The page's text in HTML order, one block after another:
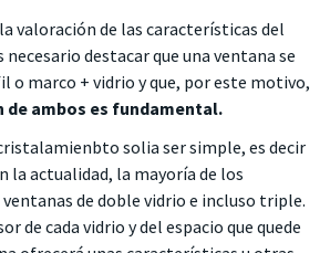
valoración de las características del
necesario destacar que una ventana se
o marco + vidrio y que, por este motivo,
de ambos es fundamental.
solia ser simple, es decir
la actualidad, la mayoría de los
de doble vidrio e incluso triple.
de cada vidrio y del espacio que quede